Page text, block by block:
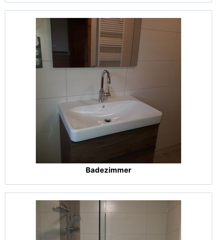
Badezimmer